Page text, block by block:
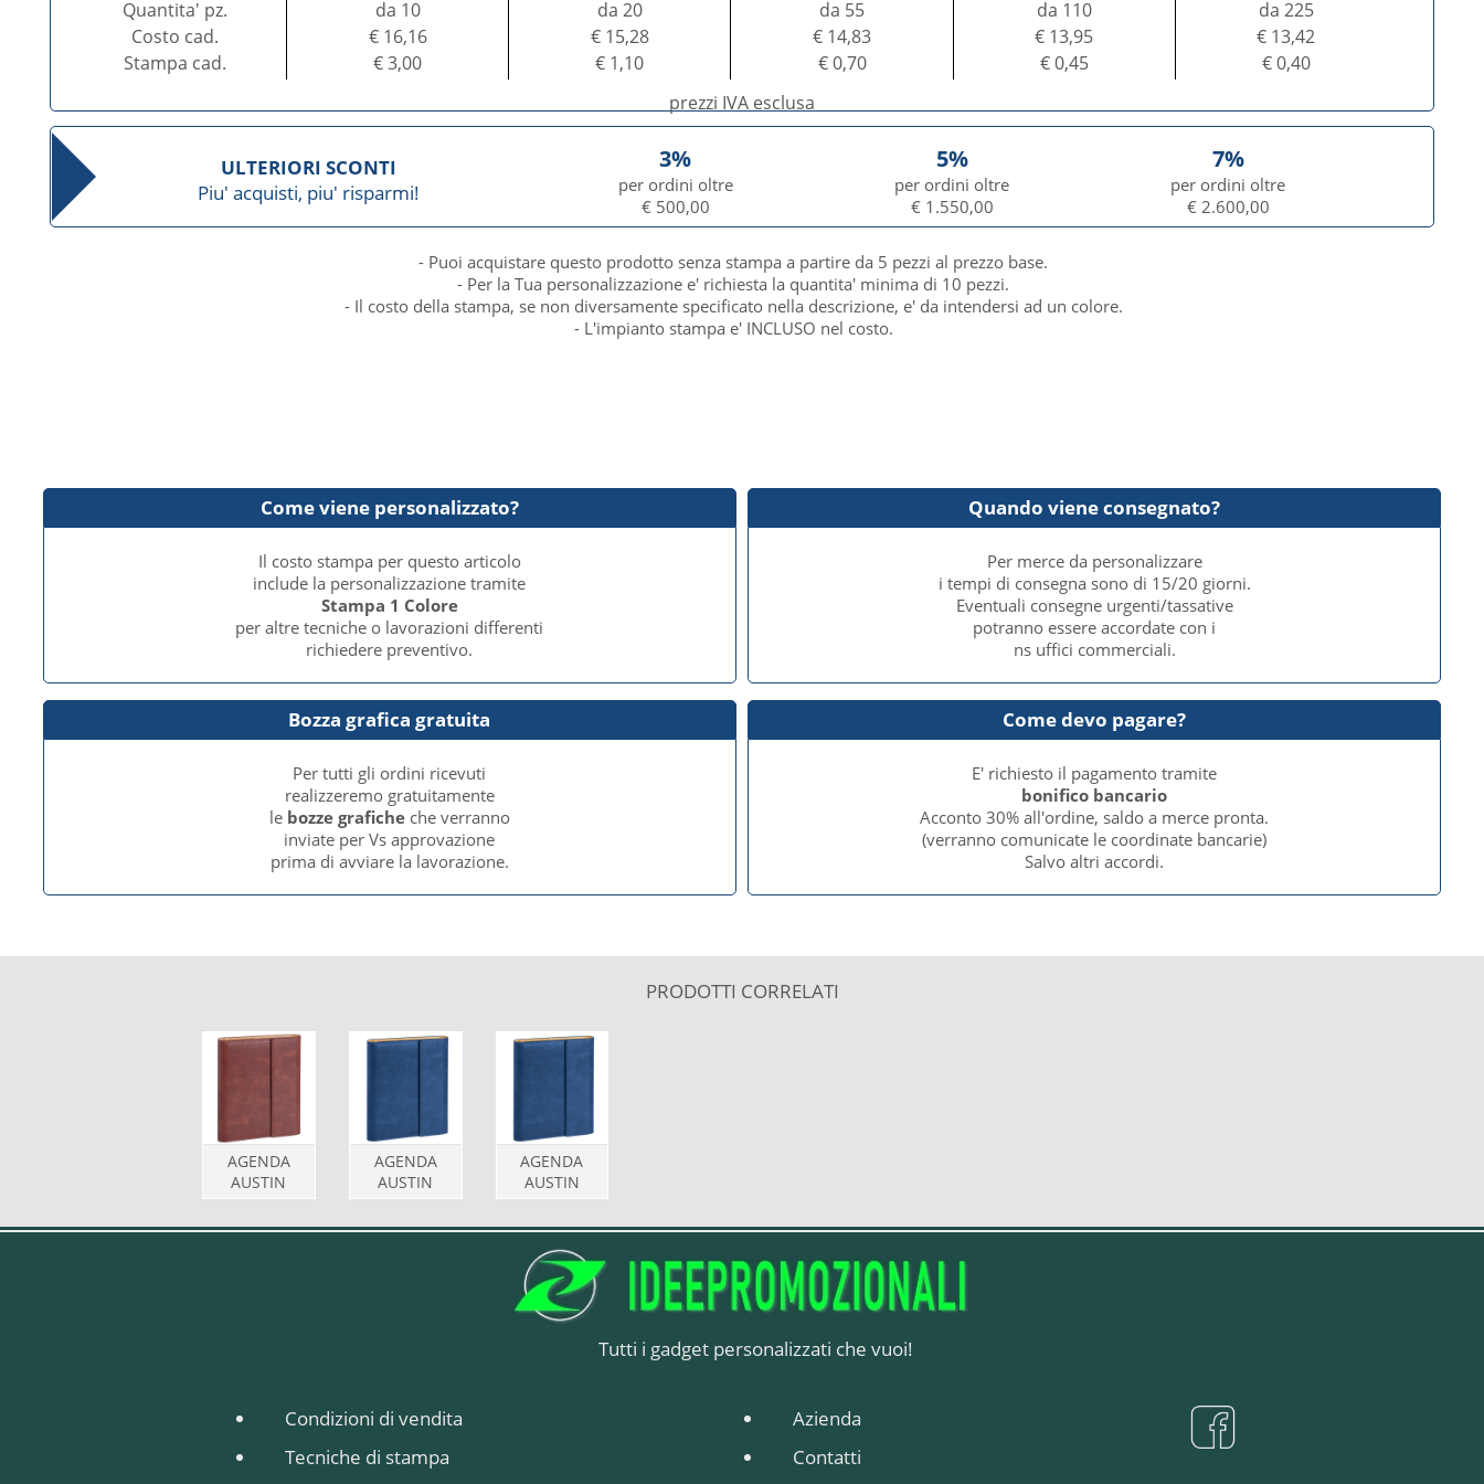
Quantita' pz.
Costo cad.
Stampa cad.
da 10
€ 16,16
€ 3,00
da 20
€ 15,28
€ 1,10
da 55
€ 14,83
€ 0,70
da 110
€ 13,95
€ 0,45
da 225
€ 13,42
€ 0,40
prezzi IVA esclusa
ULTERIORI SCONTI
Piu' acquisti, piu' risparmi!
3%
per ordini oltre
€ 500,00
5%
per ordini oltre
€ 1.550,00
7%
per ordini oltre
€ 2.600,00
- Puoi acquistare questo prodotto senza stampa a partire da 5 pezzi al prezzo base.
- Per la Tua personalizzazione e' richiesta la quantita' minima di 10 pezzi.
- Il costo della stampa, se non diversamente specificato nella descrizione, e' da intendersi ad un colore.
- L'impianto stampa e' INCLUSO nel costo.
Come viene personalizzato?
Il costo stampa per questo articolo
include la personalizzazione tramite
Stampa 1 Colore
per altre tecniche o lavorazioni differenti
richiedere preventivo.
Quando viene consegnato?
Per merce da personalizzare
i tempi di consegna sono di 15/20 giorni.
Eventuali consegne urgenti/tassative
potranno essere accordate con i
ns uffici commerciali.
Bozza grafica gratuita
Per tutti gli ordini ricevuti
realizzeremo gratuitamente
le bozze graficheche verranno
inviate per Vs approvazione
prima di avviare la lavorazione.
Come devo pagare?
E' richiesto il pagamento tramite
bonifico bancario
Acconto 30% all'ordine, saldo a merce pronta.
(verranno comunicate le coordinate bancarie)
Salvo altri accordi.
PRODOTTI CORRELATI
AGENDA
AUSTIN
AGENDA
AUSTIN
AGENDA
AUSTIN
Tutti i gadget personalizzati che vuoi!
Condizioni di vendita
Tecniche di stampa
Azienda
Contatti